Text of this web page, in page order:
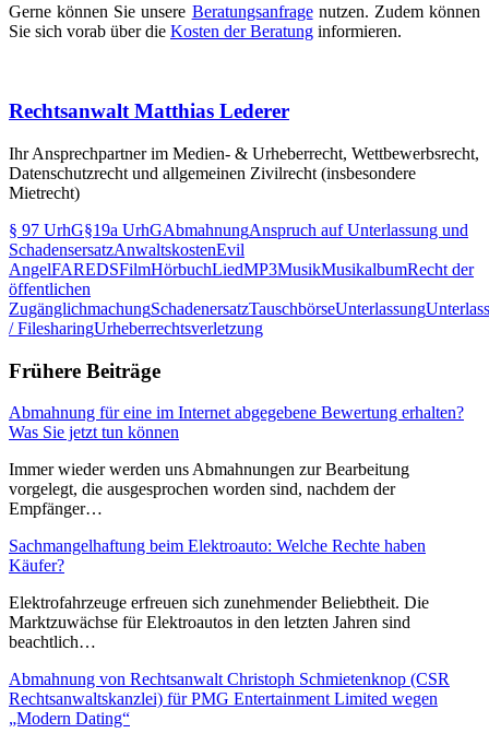
Gerne können Sie unsere Beratungsanfragenutzen. Zudem können
Sie sich vorab über die Kosten der Beratung informieren.
Rechtsanwalt Matthias Lederer
Ihr Ansprechpartner im Medien- & Urheberrecht, Wettbewerbsrecht,
Datenschutzrecht und allgemeinen Zivilrecht (insbesondere
Mietrecht)
§ 97 UrhG§19a UrhGAbmahnungAnspruch auf Unterlassung und
SchadensersatzAnwaltskostenEvil
AngelFAREDSFilmHörbuchLiedMP3MusikMusikalbumRecht der
öffentlichen
ZugänglichmachungSchadenersatzTauschbörseUnterlassung
/ FilesharingUrheberrechtsverletzung
Frühere Beiträge
Abmahnung für eine im Internet abgegebene Bewertung erhalten?
Was Sie jetzt tun können
Immer wieder werden uns Abmahnungen zur Bearbeitung
vorgelegt, die ausgesprochen worden sind, nachdem der
Empfänger…
Sachmangelhaftung beim Elektroauto: Welche Rechte haben
Käufer?
Elektrofahrzeuge erfreuen sich zunehmender Beliebtheit. Die
Marktzuwächse für Elektroautos in den letzten Jahren sind
beachtlich…
Abmahnung von Rechtsanwalt Christoph Schmietenknop (CSR
Rechtsanwaltskanzlei) für PMG Entertainment Limited wegen
„Modern Dating“